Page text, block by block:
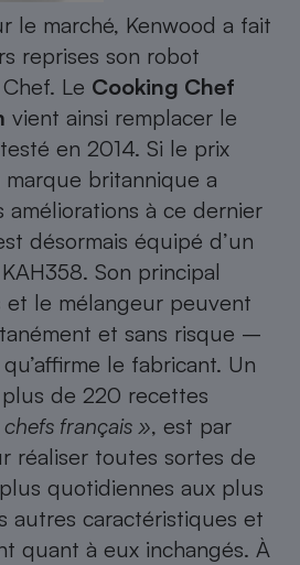
le marché, Kenwood a fait
reprises son robot
Le Cooking Chef
vient ainsi remplacer le
testé en 2014. Si le prix
britannique a
à ce dernier
désormais équipé d’un
Son principal
et le mélangeur peuvent
et sans risque –
le fabricant. Un
de 220 recettes
français », est par
réaliser toutes sortes de
quotidiennes aux plus
autres caractéristiques et
quant à eux inchangés. À
Cafetière à expressos
Robot ménager